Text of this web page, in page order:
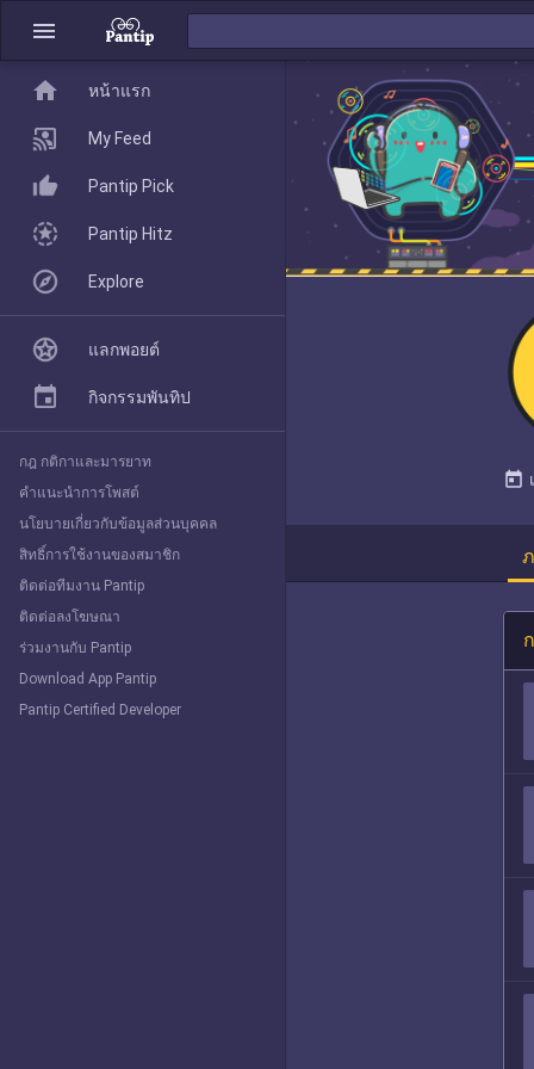
menu
today
home
Pantip Pick
Explore
home หน้าแรก
My Feed
Pantip Pick
Pantip Hitz
Explore
แลกพอยต์
กิจกรรมพันทิป
กฎ กติกาและมารยาท
คำแนะนำการโพสต์
นโยบายเกี่ยวกับข้อมูลส่วนบุคคล
สิทธิ์การใช้งานของสมาชิก
ติดต่อทีมงาน Pantip
ติดต่อลงโฆษณา
ร่วมงานกับ Pantip
Download App Pantip
Pantip Certified Developer